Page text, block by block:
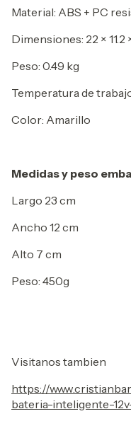
Material: ABS + PC
Dimensiones: 22 × 11.2
Peso: 0.49 kg
Temperatura de
Color: Amarillo
Medidas y peso
Largo 23 cm
Ancho 12 cm
Alto 7 cm
Peso: 450g
Visitanos tambien
https://
bateria-inteligente-